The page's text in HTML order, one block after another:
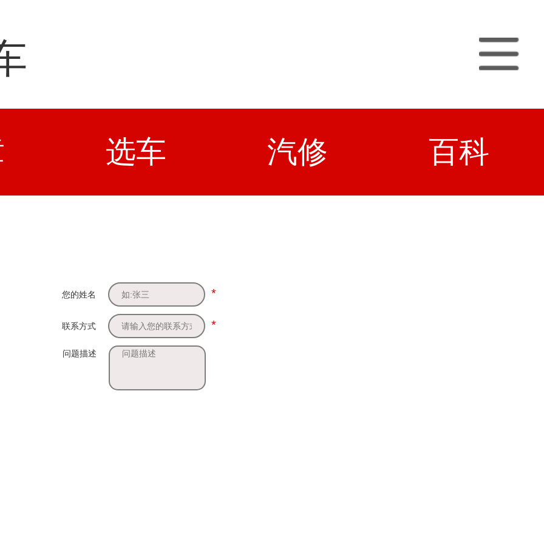
选车 汽修 百科
您的姓名 *
联系方式 *
问题描述